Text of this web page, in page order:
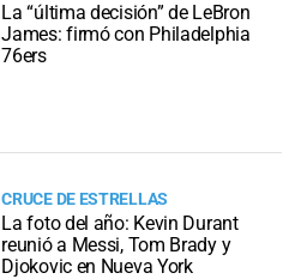
La “última decisión” de LeBron
James: firmó con Philadelphia
76ers
CRUCE DE ESTRELLAS
La foto del año: Kevin Durant
reunió a Messi, Tom Brady y
Djokovic en Nueva York